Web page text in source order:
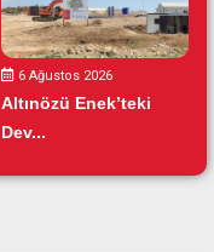
6 Ağustos 2026
Altınözü Enek’teki
Dev...